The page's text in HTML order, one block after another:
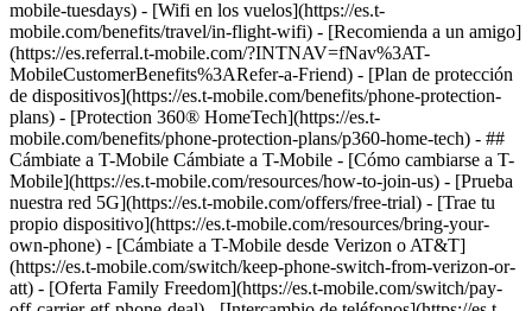
mobile-tuesdays) - [Wifi en los vuelos](https://es.t-
mobile.com/benefits/travel/in-flight-wifi) - [Recomienda a un amigo]
(https://es.referral.t-mobile.com/?INTNAV=fNav%3AT-
MobileCustomerBenefits%3ARefer-a-Friend) - [Plan de protección
de dispositivos](https://es.t-mobile.com/benefits/phone-protection-
plans) - [Protection 360® HomeTech](https://es.t-
mobile.com/benefits/phone-protection-plans/p360-home-tech) - ##
Cámbiate a T-Mobile Cámbiate a T-Mobile - [Cómo cambiarse a T-
Mobile](https://es.t-mobile.com/resources/how-to-join-us) - [Prueba
nuestra red 5G](https://es.t-mobile.com/offers/free-trial) - [Trae tu
propio dispositivo](https://es.t-mobile.com/resources/bring-your-
own-phone) - [Cámbiate a T-Mobile desde Verizon o AT&T]
(https://es.t-mobile.com/switch/keep-phone-switch-from-verizon-or-
att) - [Oferta Family Freedom](https://es.t-mobile.com/switch/pay-